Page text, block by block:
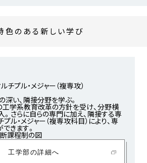
色のある新しい学び
チプル・メジャー（複専攻）
い、隣接分野を学ぶ。
工学系教育改革の方針を受け、分野横
さらに自らの専門に加え、隣接する専
ル・メジャー（複専攻科目）により、専
きます。
工学部の詳細へ